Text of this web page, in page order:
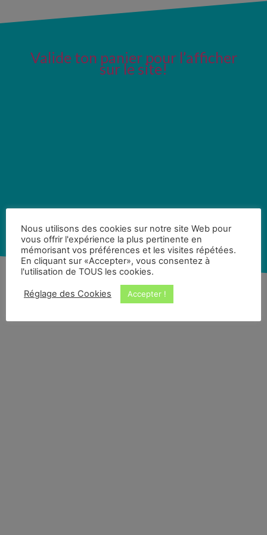
Valide ton panier pour l’afficher
sur le site!
Nous utilisons des cookies sur notre site Web pour
vous offrir l'expérience la plus pertinente en
mémorisant vos préférences et les visites répétées.
En cliquant sur «Accepter», vous consentez à
l'utilisation de TOUS les cookies.
Réglage des Cookies Accepter !